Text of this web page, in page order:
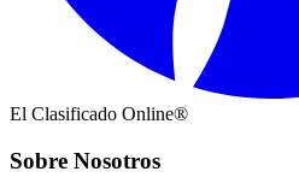
El Clasificado Online®
Sobre Nosotros